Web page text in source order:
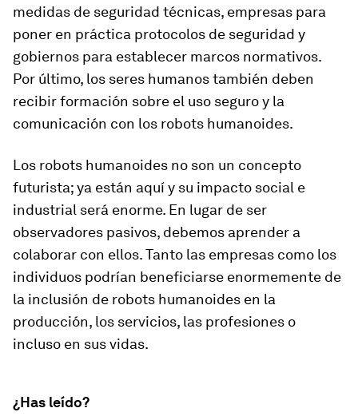
medidas de seguridad técnicas, empresas para
poner en práctica protocolos de seguridad y
gobiernos para establecer marcos normativos.
Por último, los seres humanos también deben
recibir formación sobre el uso seguro y la
comunicación con los robots humanoides.
Los robots humanoides no son un concepto
futurista; ya están aquí y su impacto social e
industrial será enorme. En lugar de ser
observadores pasivos, debemos aprender a
colaborar con ellos. Tanto las empresas como los
individuos podrían beneficiarse enormemente de
la inclusión de robots humanoides en la
producción, los servicios, las profesiones o
incluso en sus vidas.
¿Has leído?